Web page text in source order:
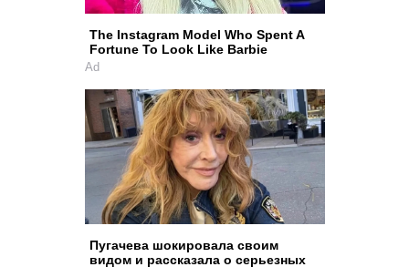
The Instagram Model Who Spent A
Fortune To Look Like Barbie
Ad
Пугачева шокировала своим
видом и рассказала о серьезных